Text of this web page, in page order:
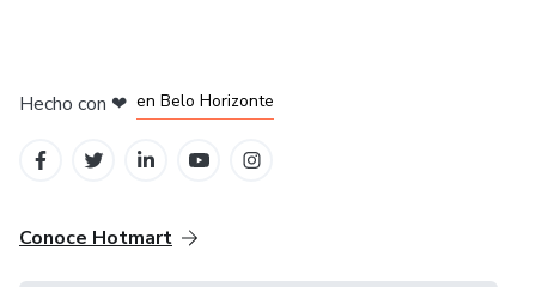
Hecho con ❤ en Belo Horizonte
Conoce Hotmart